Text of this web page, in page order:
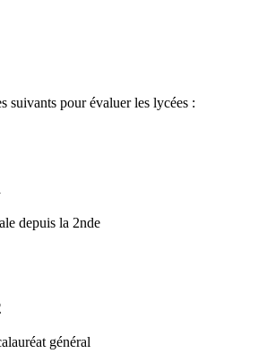
suivants pour évaluer les lycées :
depuis la 2nde
général